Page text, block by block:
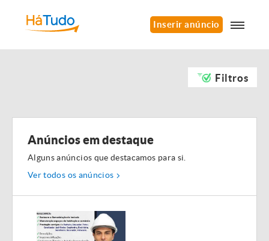
Inserir anúncio
Filtros
Anúncios em destaque
Alguns anúncios que destacamos para si.
Ver todos os anúncios